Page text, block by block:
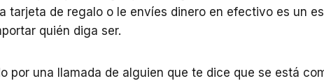
tarjeta de regalo o le envíes dinero en efectivo es un
quién diga ser.
por una llamada de alguien que te dice que se está